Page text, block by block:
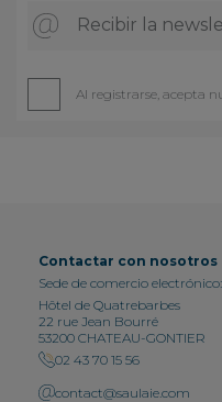
Recibir la
Al registrarse, acepta
Contactar con nosotros
Sede de comercio electrónico:
Hôtel de Quatrebarbes
22 rue Jean Bourré
53200 CHATEAU-GONTIER
02 43 70 15 56
contact@saulaie.com